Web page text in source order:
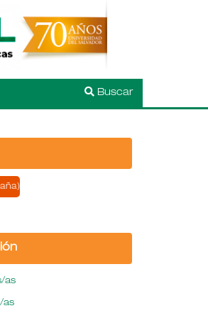
Buscar
as
as